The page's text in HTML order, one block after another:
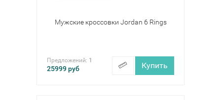
Мужские кроссовки Jordan 6 Rings
Предложений: 1
25999руб Купить